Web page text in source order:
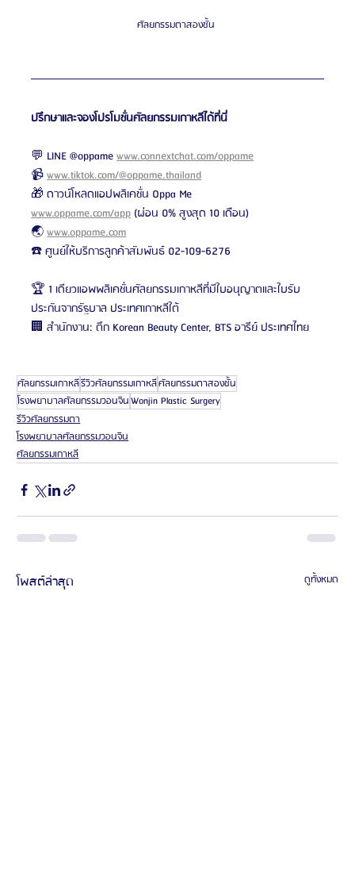
ศัลยกรรมตาสองชั้น
ปรึกษาและจองโปรโมชั่นศัลยกรรมเกาหลีได้ที่นี่
💬 LINE @oppame www.connextchat.com/oppame
📹 www.tiktok.com/@oppame.thailand
🎁 ดาวน์โหลดแอปพลิเคชั่น Oppa Me
www.oppame.com/app (ผ่อน 0% สูงสุด 10 เดือน)
🌏 www.oppame.com
☎️ ศูนย์ให้บริการลูกค้าสัมพันธ์ 02-109-6276
🏆 1 เดียวแอพพลิเคชั่นศัลยกรรมเกาหลีที่มีใบอนุญาตและใบรับ
ประกันจากรัฐบาล ประเทศเกาหลีใต้
🏢 สำนักงาน: ตึก Korean Beauty Center, BTS อารีย์ ประเทศไทย
ศัลยกรรมเกาหลีรีวิวศัลยกรรมเกาหลีศัลยกรรมตาสองชั้น
โรงพยาบาลศัลยกรรมวอนจินWonjin Plastic Surgery
รีวิวศัลยกรรมตา
โรงพยาบาลศัลยกรรมวอนจิน
ศัลยกรรมเกาหลี
โพสต์ล่าสุด ดูทั้งหมด